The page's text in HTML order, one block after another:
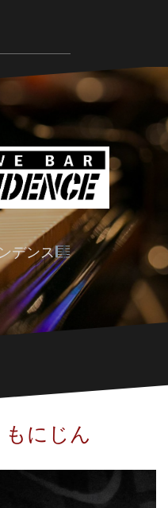
デンス
もにじん